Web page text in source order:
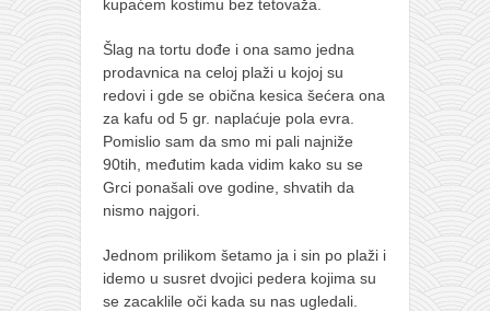
kupaćem kostimu bez tetovaža.
Šlag na tortu dođe i ona samo jedna
prodavnica na celoj plaži u kojoj su
redovi i gde se obična kesica šećera ona
za kafu od 5 gr. naplaćuje pola evra.
Pomislio sam da smo mi pali najniže
90tih, međutim kada vidim kako su se
Grci ponašali ove godine, shvatih da
nismo najgori.
Jednom prilikom šetamo ja i sin po plaži i
idemo u susret dvojici pedera kojima su
se zacaklile oči kada su nas ugledali.